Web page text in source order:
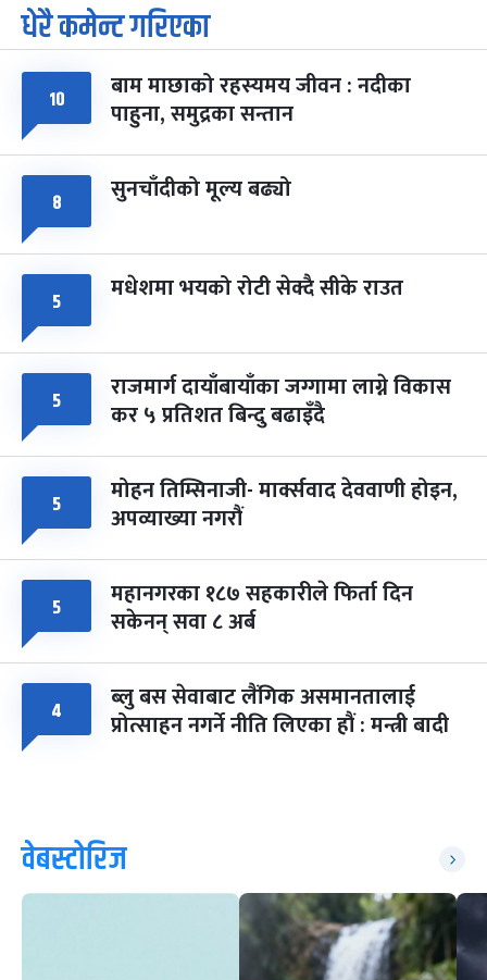
७
आइत
पूर्णिमा व्रत
चैत्र ७, २०८३-Mar 21, 2027
८
सोम
फागुपूर्णिमा
चैत्र ८, २०८३-Mar 22, 2027
७ महिना बाँकी
धेरै कमेन्ट गरिएका
१० बाम माछाको रहस्यमय जीवन : नदीका
पाहुना, समुद्रका सन्तान
८ सुनचाँदीको मूल्य बढ्यो
५ मधेशमा भयको रोटी सेक्दै सीके राउत
५ राजमार्ग दायाँबायाँका जग्गामा लाग्ने विकास
कर ५ प्रतिशत बिन्दु बढाइँदै
५ मोहन तिम्सिनाजी- मार्क्सवाद देववाणी होइन,
अपव्याख्या नगरौं
५ महानगरका १८७ सहकारीले फिर्ता दिन
सकेनन् सवा ८ अर्ब
४ ब्लु बस सेवाबाट लैंगिक असमानतालाई
प्रोत्साहन नगर्ने नीति लिएका हौं : मन्त्री बादी
वेबस्टोरिज